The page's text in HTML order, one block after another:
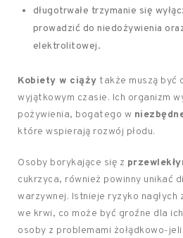
długotrwałe trzymanie się
prowadzić do niedożywienia
elektrolitowej.
Kobiety w ciąży także muszą być
wyjątkowym czasie. Ich organizm
pożywienia, bogatego w
które wspierają rozwój płodu.
Osoby borykające się z
cukrzyca, również powinny unikać
warzywnej. Istnieje ryzyko nagłych
we krwi, co może być groźne dla
osoby z problemami żołądkowo-